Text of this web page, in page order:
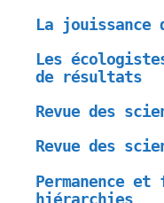
La
Les
de résultats
Revue des
Revue des
Permanence
hiérarchies